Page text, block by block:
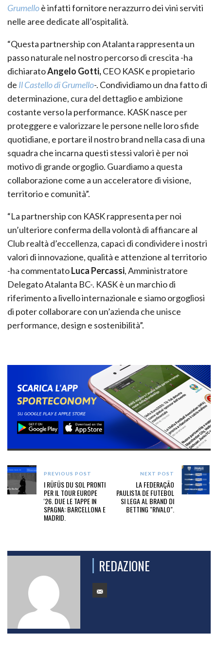
Grumelloè infatti fornitore nerazzurro dei vini serviti
nelle aree dedicate all’ospitalità.
“Questa partnership con Atalanta rappresenta un
passo naturale nel nostro percorso di crescita -ha
dichiaratoAngelo Gotti,CEO KASK e propietario
de Il Castello di Grumello-. Condividiamo un dna fatto di
determinazione, cura del dettaglio e ambizione
costante verso la performance. KASK nasce per
proteggere e valorizzare le persone nelle loro sfide
quotidiane, e portare il nostro brand nella casa di una
squadra che incarna questi stessi valori è per noi
motivo di grande orgoglio. Guardiamo a questa
collaborazione come a un acceleratore di visione,
territorio e comunità”.
“La partnership con KASK rappresenta per noi
un’ulteriore conferma della volontà di affiancare al
Club realtà d’eccellenza, capaci di condividere i nostri
valori di innovazione, qualità e attenzione al territorio
-ha commentatoLuca Percassi, Amministratore
Delegato Atalanta BC-. KASK è un marchio di
riferimento a livello internazionale e siamo orgogliosi
di poter collaborare con un’azienda che unisce
performance, design e sostenibilità”.
PREVIOUS POST
I RÜFÜS DU SOL PRONTI
PER IL TOUR EUROPE
'26. DUE LE TAPPE IN
SPAGNA: BARCELLONA E
MADRID.
NEXT POST
LA FEDERAÇÃO
PAULISTA DE FUTEBOL
SI LEGA AL BRAND DI
BETTING "RIVALO".
REDAZIONE